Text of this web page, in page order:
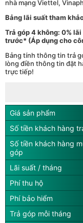
nhà mạng Viettel,
Bảng lãi suất tham
Trả góp 4 không: 0%
trước* (Áp dụng cho
Bảng tính thông tin trả
lòng điền thông tin đặt
trực tiếp!
Giá sản phẩm
Số tiền khách hàng
Số tiền khách hàng
góp
Lãi suất / tháng
Phí thu hộ
Phí bảo hiểm
Trả góp mỗi tháng